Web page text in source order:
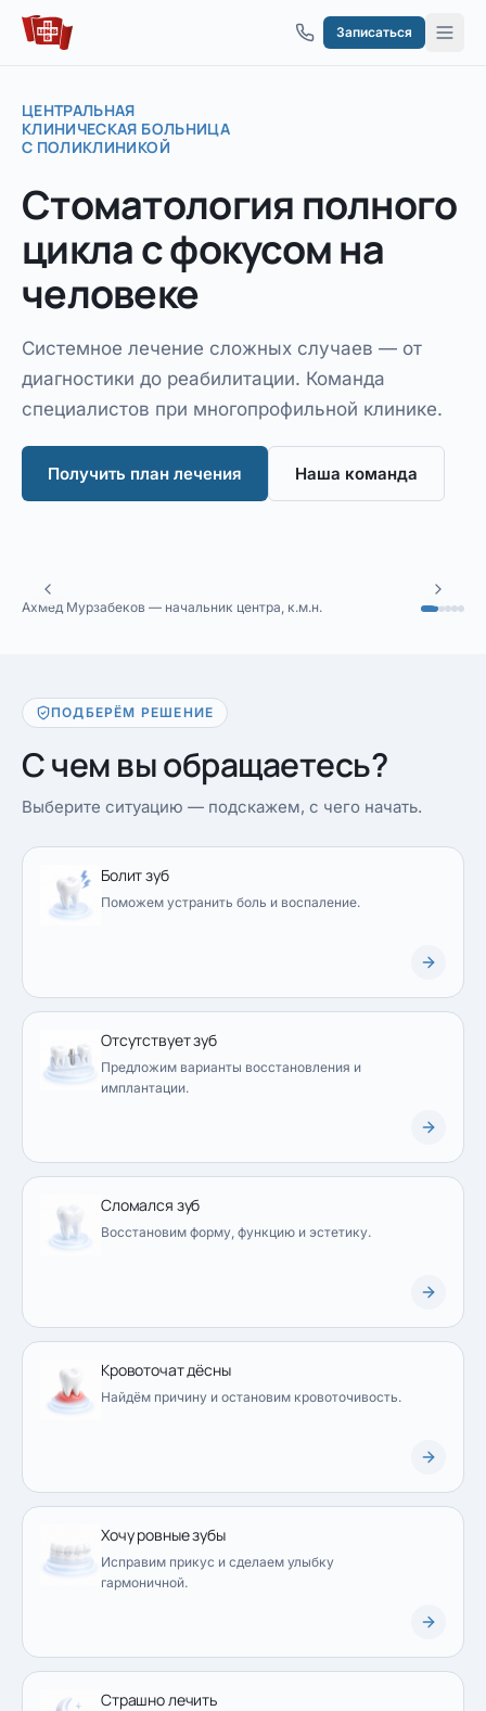
Перейти к содержимому
Записаться
ЦЕНТРАЛЬНАЯ
КЛИНИЧЕСКАЯ БОЛЬНИЦА
С ПОЛИКЛИНИКОЙ
Стоматология полного
циклас фокусом на
человеке
Системное лечение сложных случаев — от
диагностики до реабилитации. Команда
специалистов при многопрофильной клинике.
Получить план лечения Наша команда
Ахмед Мурзабеков — начальник центра, к.м.н.
ПОДБЕРЁМ РЕШЕНИЕ
С чем вы обращаетесь?
Выберите ситуацию — подскажем, с чего начать.
Болит зуб
Поможем устранить боль и воспаление.
Отсутствует зуб
Предложим варианты восстановления и
имплантации.
Сломался зуб
Восстановим форму, функцию и эстетику.
Кровоточат дёсны
Найдём причину и остановим кровоточивость.
Хочу ровные зубы
Исправим прикус и сделаем улыбку
гармоничной.
Страшно лечить